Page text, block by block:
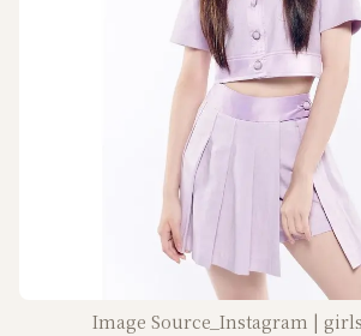
Image Source_Instagram |